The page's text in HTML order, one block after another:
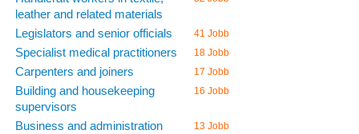
leather and related materials
Legislators and senior officials 41 Jobb
Specialist medical practitioners 18 Jobb
Carpenters and joiners 17 Jobb
Building and housekeeping
supervisors
16 Jobb
Business and administration
13 Jobb